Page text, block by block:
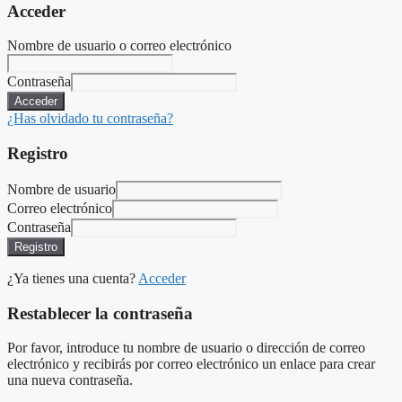
Acceder
Nombre de usuario o correo electrónico
Contraseña
Acceder
¿Has olvidado tu contraseña?
Registro
Nombre de usuario
Correo electrónico
Contraseña
Registro
¿Ya tienes una cuenta? Acceder
Restablecer la contraseña
Por favor, introduce tu nombre de usuario o dirección de correo
electrónico y recibirás por correo electrónico un enlace para crear
una nueva contraseña.